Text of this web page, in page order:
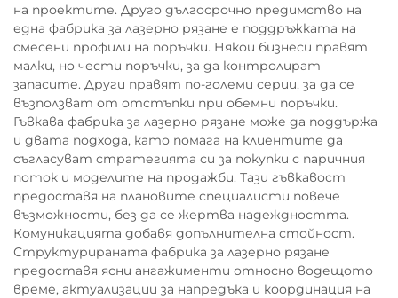
на проектите. Друго дългосрочно предимство на
една фабрика за лазерно рязане е поддръжката на
смесени профили на поръчки. Някои бизнеси правят
малки, но чести поръчки, за да контролират
запасите. Други правят по-големи серии, за да се
възползват от отстъпки при обемни поръчки.
Гъвкава фабрика за лазерно рязане може да поддържа
и двата подхода, като помага на клиентите да
съгласуват стратегията си за покупки с паричния
поток и моделите на продажби. Тази гъвкавост
предоставя на плановите специалисти повече
възможности, без да се жертва надеждността.
Комуникацията добавя допълнителна стойност.
Структурираната фабрика за лазерно рязане
предоставя ясни ангажименти относно водещото
време, актуализации за напредъка и координация на